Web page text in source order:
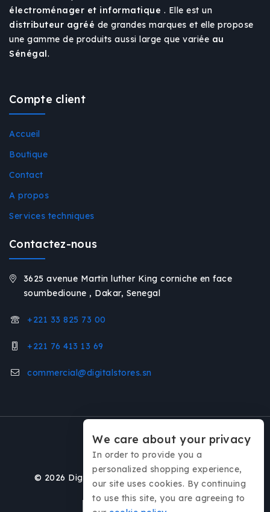
électroménager et informatique . Elle est un
distributeur agréé de grandes marques et elle propose
une gamme de produits aussi large que variée au
Sénégal .
Compte client
Accueil
Boutique
Contact
A propos
Services techniques
Contactez-nous
3625 avenue Martin luther King corniche en face
soumbedioune , Dakar, Senegal
+221 33 825 73 00
+221 76 413 13 69
commercial@digitalstores.sn
© 2026 Digital Stores / Réalisé parInterkative
We care about your privacy
In order to provide you a
personalized shopping experience,
our site uses cookies. By continuing
to use this site, you are agreeing to